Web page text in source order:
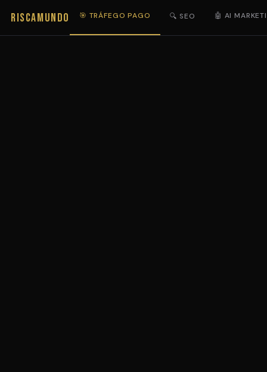
RISCAMUNDO 🎯 TRÁFEGO PAGO 🔍 SEO 🤖 AI